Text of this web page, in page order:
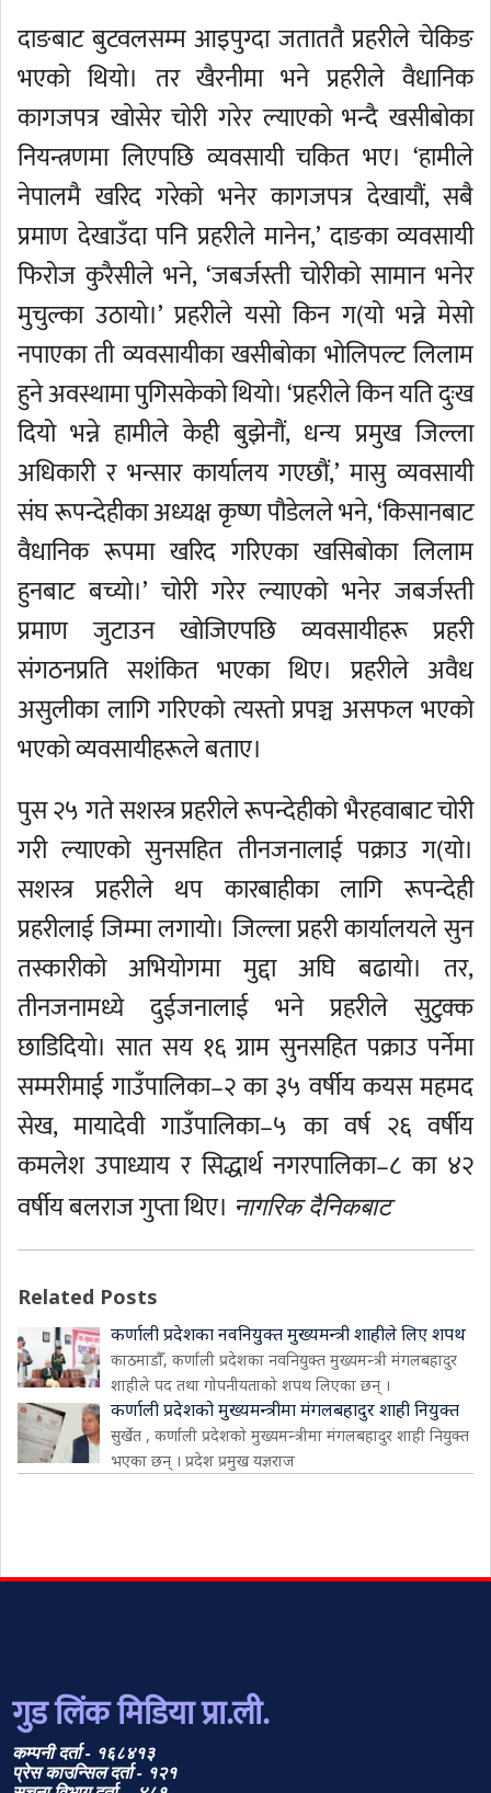
दाङबाट बुटवलसम्म आइपुग्दा जताततै प्रहरीले चेकिङ
भएको थियो। तर खैरनीमा भने प्रहरीले वैधानिक
कागजपत्र खोसेर चोरी गरेर ल्याएको भन्दै खसीबोका
नियन्त्रणमा लिएपछि व्यवसायी चकित भए। ‘हामीले
नेपालमै खरिद गरेको भनेर कागजपत्र देखायौं, सबै
प्रमाण देखाउँदा पनि प्रहरीले मानेन,’ दाङका व्यवसायी
फिरोज कुरैसीले भने, ‘जबर्जस्ती चोरीको सामान भनेर
मुचुल्का उठायो।’ प्रहरीले यसो किन ग(यो भन्ने मेसो
नपाएका ती व्यवसायीका खसीबोका भोलिपल्ट लिलाम
हुने अवस्थामा पुगिसकेको थियो। ‘प्रहरीले किन यति दुःख
दियो भन्ने हामीले केही बुझेनौं, धन्य प्रमुख जिल्ला
अधिकारी र भन्सार कार्यालय गएछौं,’ मासु व्यवसायी
संघ रूपन्देहीका अध्यक्ष कृष्ण पौडेलले भने, ‘किसानबाट
वैधानिक रूपमा खरिद गरिएका खसिबोका लिलाम
हुनबाट बच्यो।’ चोरी गरेर ल्याएको भनेर जबर्जस्ती
प्रमाण जुटाउन खोजिएपछि व्यवसायीहरू प्रहरी
संगठनप्रति सशंकित भएका थिए। प्रहरीले अवैध
असुलीका लागि गरिएको त्यस्तो प्रपञ्च असफल भएको
भएको व्यवसायीहरूले बताए।
पुस २५ गते सशस्त्र प्रहरीले रूपन्देहीको भैरहवाबाट चोरी
गरी ल्याएको सुनसहित तीनजनालाई पक्राउ ग(यो।
सशस्त्र प्रहरीले थप कारबाहीका लागि रूपन्देही
प्रहरीलाई जिम्मा लगायो। जिल्ला प्रहरी कार्यालयले सुन
तस्कारीको अभियोगमा मुद्दा अघि बढायो। तर,
तीनजनामध्ये दुईजनालाई भने प्रहरीले सुटुक्क
छाडिदियो। सात सय १६ ग्राम सुनसहित पक्राउ पर्नेमा
सम्मरीमाई गाउँपालिका–२ का ३५ वर्षीय कयस महमद
सेख, मायादेवी गाउँपालिका–५ का वर्ष २६ वर्षीय
कमलेश उपाध्याय र सिद्धार्थ नगरपालिका–८ का ४२
वर्षीय बलराज गुप्ता थिए। नागरिक दैनिकबाट
Related Posts
कर्णाली प्रदेशका नवनियुक्त मुख्यमन्त्री शाहीले लिए शपथ
काठमाडौँ, कर्णाली प्रदेशका नवनियुक्त मुख्यमन्त्री मंगलबहादुर
शाहीले पद तथा गोपनीयताको शपथ लिएका छन् ।
कर्णाली प्रदेशको मुख्यमन्त्रीमा मंगलबहादुर शाही नियुक्त
सुर्खेत , कर्णाली प्रदेशको मुख्यमन्त्रीमा मंगलबहादुर शाही नियुक्त
भएका छन् । प्रदेश प्रमुख यज्ञराज
गुड लिंक मिडिया प्रा.ली.
कम्पनी दर्ता - १६८४१३
प्रेस काउन्सिल दर्ता - १२१